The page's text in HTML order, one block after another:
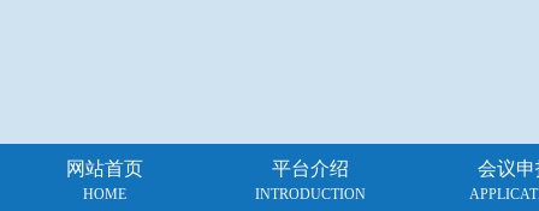
网站首页
HOME
平台介绍
INTRODUCTION
会议申